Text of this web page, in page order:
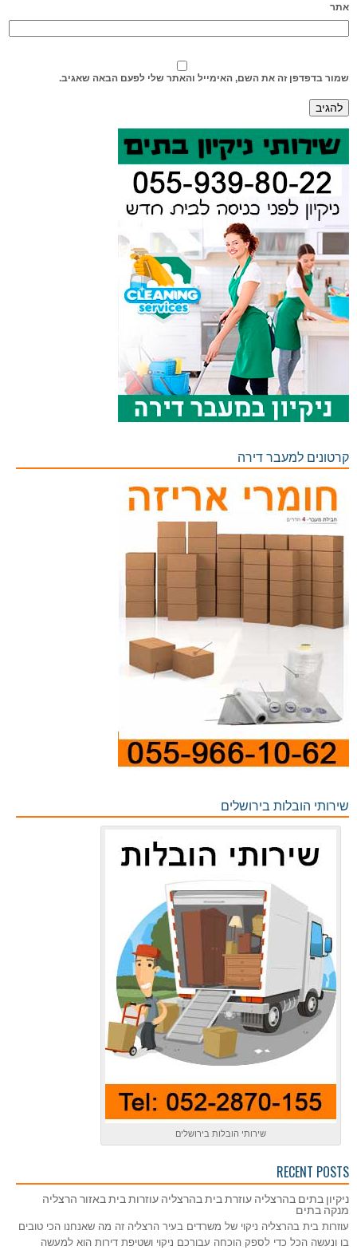
אתר
שמור בדפדפן זה את השם, האימייל והאתר שלי לפעם הבאה שאגיב.
קרטונים למעבר דירה
שירותי הובלות בירושלים
שירותי הובלות בירושלים
RECENT POSTS
ניקיון בתים בהרצליה עוזרת בית בהרצליה עוזרות בית באזור הרצליה
מנקה בתים
עוזרות בית בהרצליה ניקוי של משרדים בעיר הרצליה זה מה שאנחנו הכי טובים
בו ונעשה הכל כדי לספק הוכחה עבורכם ניקוי ושטיפת דירות הוא למעשה